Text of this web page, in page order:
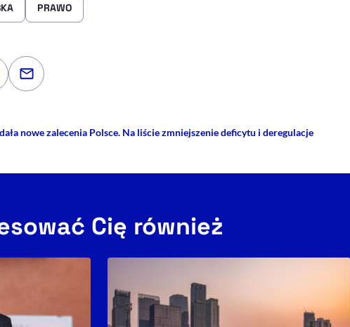
PRAWO
na Twitterzena Facebooku
Udostępnij przez e-mail
nowe zalecenia Polsce. Na liście zmniejszenie deficytu i deregulacje
Cię również